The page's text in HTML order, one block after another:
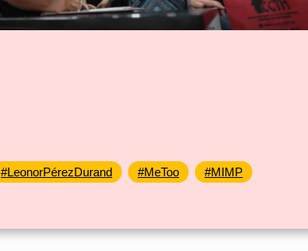
#LeonorPérezDurand #MeToo #MIMP